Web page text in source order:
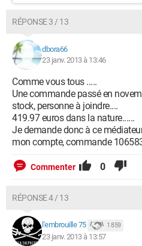
RÉPONSE 3 / 13
dbora66
23 janv. 2013 à 13:46
Comme vous tous .....
Une commande passé en
stock, personne à joindre....
419.97 euros dans la nature......
Je demande donc à ce
mon compte, commande
Commenter 0
RÉPONSE 4 / 13
l'embrouille 75 1 859
23 janv. 2013 à 13:57